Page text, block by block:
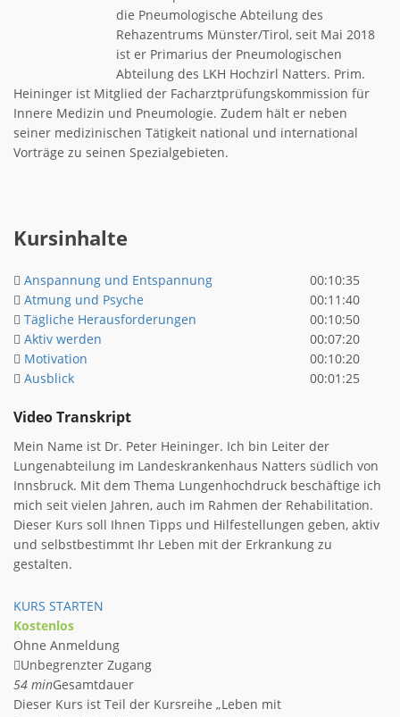
die Pneumologische Abteilung des
Rehazentrums Münster/Tirol, seit Mai 2018
ist er Primarius der Pneumologischen
Abteilung des LKH Hochzirl Natters. Prim.
Heininger ist Mitglied der Facharztprüfungskommission für
Innere Medizin und Pneumologie. Zudem hält er neben
seiner medizinischen Tätigkeit national und international
Vorträge zu seinen Spezialgebieten.
Kursinhalte
Anspannung und Entspannung
00:10:35
Atmung und Psyche
00:11:40
Tägliche Herausforderungen
00:10:50
Aktiv werden
00:07:20
Motivation
00:10:20
Ausblick
00:01:25
Video Transkript
Mein Name ist Dr. Peter Heininger. Ich bin Leiter der
Lungenabteilung im Landeskrankenhaus Natters südlich von
Innsbruck. Mit dem Thema Lungenhochdruck beschäftige ich
mich seit vielen Jahren, auch im Rahmen der Rehabilitation.
Dieser Kurs soll Ihnen Tipps und Hilfestellungen geben, aktiv
und selbstbestimmt Ihr Leben mit der Erkrankung zu
gestalten.
KURS STARTEN
Kostenlos
Ohne Anmeldung
Unbegrenzter Zugang
54 minGesamtdauer
Dieser Kurs ist Teil der Kursreihe „Leben mit